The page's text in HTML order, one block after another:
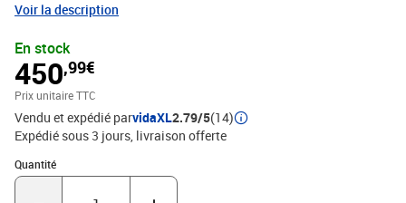
et accueillant pour discuter avec la famille et les amis ou
la résine tressée, également connue sous le nom de poly rotin, est
un matériau synthétique solide et nécessitant peu d'entretien qui
ressemble au rotin naturel. Il est léger, facile à nettoyer et
couramment utilisé pour les meubles d'extérieur en raison de sa
durabilité et de ses propriétés de résistance aux
intempéries.Expérience d'assise confortable : cet ensemble de
meubles d'extérieur, doté de coussins épais, offre une expérience
d'assise confortable.Housse amovible et lavable : ces coussins de
Voir la description
En stock
450,99€
Prix unitaire TTC
Vendu et expédié parvidaXL2.79/5(14)
Expédié sous 3 jours livraison offerte
Quantité
Quantité : 1